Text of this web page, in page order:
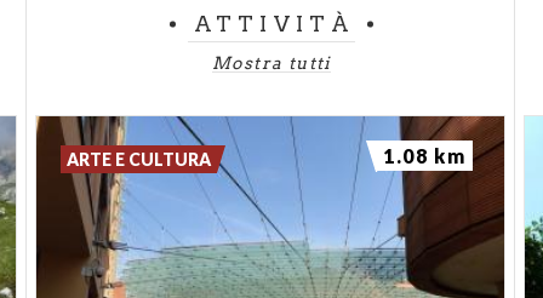
ATTIVITÀ
Mostra tutti
ARTE E CULTURA 1.08 km